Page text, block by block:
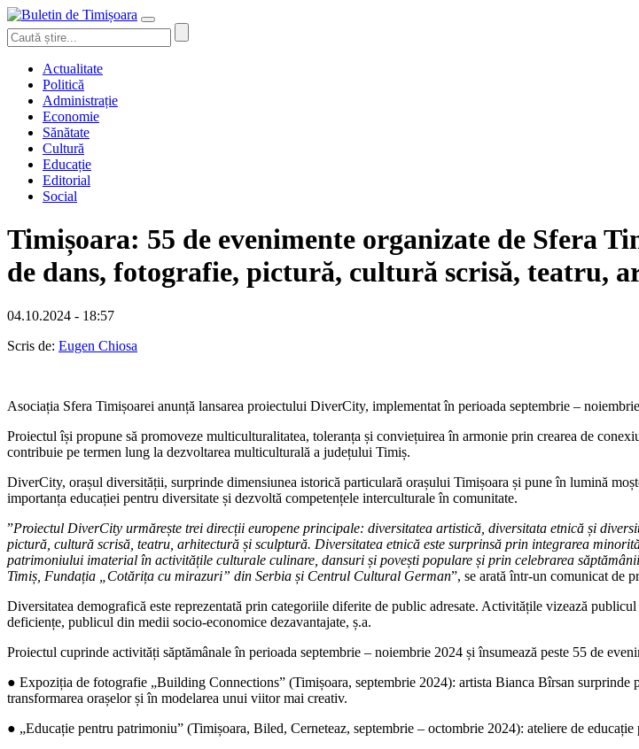
Actualitate
Politică
Administrație
Economie
Sănătate
Cultură
Educație
Editorial
Social
Timișoara: 55 de evenimente organizate de Sfera
de dans, fotografie, pictură, cultură scrisă, teatru,
04.10.2024 - 18:57
Scris de: Eugen Chiosa
Asociația Sfera Timișoarei anunță lansarea proiectului DiverCity, implementat în perioada septembrie –
Proiectul își propune să promoveze multiculturalitatea, toleranța și conviețuirea în armonie prin crearea de
contribuie pe termen lung la dezvoltarea multiculturală a județului Timiș.
DiverCity, orașul diversității, surprinde dimensiunea istorică particulară orașului Timișoara și pune în lumină
importanța educației pentru diversitate și dezvoltă competențele interculturale în comunitate.
”Proiectul DiverCity urmărește trei direcții europene principale: diversitatea artistică, diversitata etnică și
pictură, cultură scrisă, teatru, arhitectură și sculptură. Diversitatea etnică este surprinsă prin integrarea
patrimoniului imaterial în activitățile culturale culinare, dansuri și povești populare și prin celebrarea
Timiș, Fundația „Cotărița cu mirazuri” din Serbia și Centrul Cultural German”, se arată într-un comunicat de
Diversitatea demografică este reprezentată prin categoriile diferite de public adresate. Activitățile vizează
deficiențe, publicul din medii socio-economice dezavantajate, ș.a.
Proiectul cuprinde activități săptămânale în perioada septembrie – noiembrie 2024 și însumează peste 55 de
● Expoziția de fotografie „Building Connections” (Timișoara, septembrie 2024): artista Bianca Bîrsan
transformarea orașelor și în modelarea unui viitor mai creativ.
● „Educație pentru patrimoniu” (Timișoara, Biled, Cerneteaz, septembrie – octombrie 2024): ateliere de